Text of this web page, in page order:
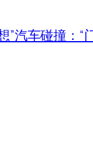
”汽车碰撞：“